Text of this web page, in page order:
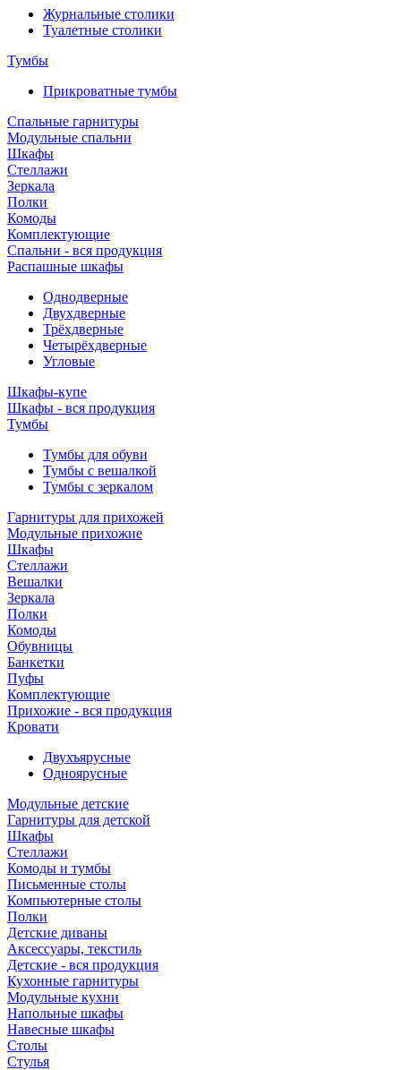
Журнальные столики
Туалетные столики
Тумбы
Прикроватные тумбы
Спальные гарнитуры
Модульные спальни
Шкафы
Стеллажи
Зеркала
Полки
Комоды
Комплектующие
Спальни - вся продукция
Распашные шкафы
Однодверные
Двухдверные
Трёхдверные
Четырёхдверные
Угловые
Шкафы-купе
Шкафы - вся продукция
Тумбы
Тумбы для обуви
Тумбы с вешалкой
Тумбы с зеркалом
Гарнитуры для прихожей
Модульные прихожие
Шкафы
Стеллажи
Вешалки
Зеркала
Полки
Комоды
Обувницы
Банкетки
Пуфы
Комплектующие
Прихожие - вся продукция
Кровати
Двухъярусные
Одноярусные
Модульные детские
Гарнитуры для детской
Шкафы
Стеллажи
Комоды и тумбы
Письменные столы
Компьютерные столы
Полки
Детские диваны
Аксессуары, текстиль
Детские - вся продукция
Кухонные гарнитуры
Модульные кухни
Напольные шкафы
Навесные шкафы
Столы
Стулья